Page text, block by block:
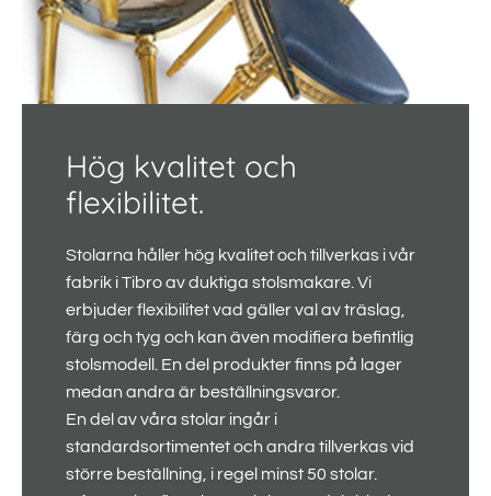
Hög kvalitet och
flexibilitet.
Stolarna håller hög kvalitet och tillverkas i vår
fabrik i Tibro av duktiga stolsmakare. Vi
erbjuder flexibilitet vad gäller val av träslag,
färg och tyg och kan även modifiera befintlig
stolsmodell. En del produkter finns på lager
medan andra är beställningsvaror.
En del av våra stolar ingår i
standardsortimentet och andra tillverkas vid
större beställning, i regel minst 50 stolar.